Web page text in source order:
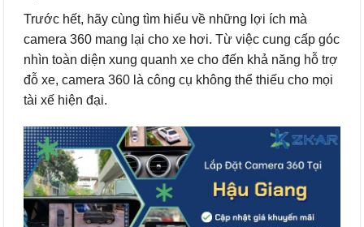
Trước hết, hãy cùng tìm hiểu về những lợi ích mà
camera 360 mang lại cho xe hơi. Từ việc cung cấp góc
nhìn toàn diện xung quanh xe cho đến khả năng hỗ trợ
đỗ xe, camera 360 là công cụ không thể thiếu cho mọi
tài xế hiện đại.